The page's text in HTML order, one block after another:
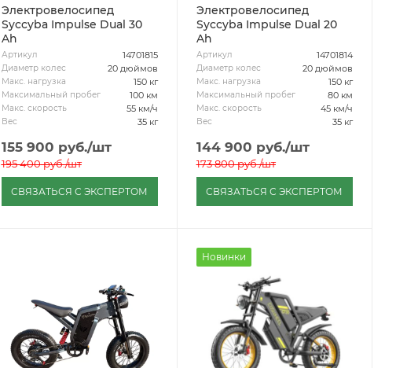
Электровелосипед
Syccyba Impulse Dual 30
Ah
Артикул 14701815
Диаметр колес 20 дюймов
Макс. нагрузка 150 кг
Максимальный пробег 100 км
Макс. скорость 55 км/ч
Вес 35 кг
155 900 руб./шт
195 400руб./шт
СВЯЗАТЬСЯ С ЭКСПЕРТОМ
Электровелосипед
Syccyba Impulse Dual 20
Ah
Артикул 14701814
Диаметр колес 20 дюймов
Макс. нагрузка 150 кг
Максимальный пробег 80 км
Макс. скорость 45 км/ч
Вес 35 кг
144 900 руб./шт
173 800руб./шт
СВЯЗАТЬСЯ С ЭКСПЕРТОМ
Новинки